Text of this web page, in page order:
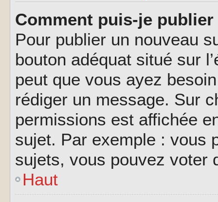
Comment puis-je
Pour publier un nouveau
bouton adéquat situé sur
peut que vous ayez
rédiger un message. Sur
permissions est affichée
sujet. Par exemple : vous
sujets, vous pouvez voter
Haut